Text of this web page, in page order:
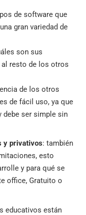
de software que
gran variedad de
son sus
resto de los otros
de los otros
de fácil uso, ya que
debe ser simple sin
y privativos: también
esto
y para qué se
office, Gratuito o
educativos están